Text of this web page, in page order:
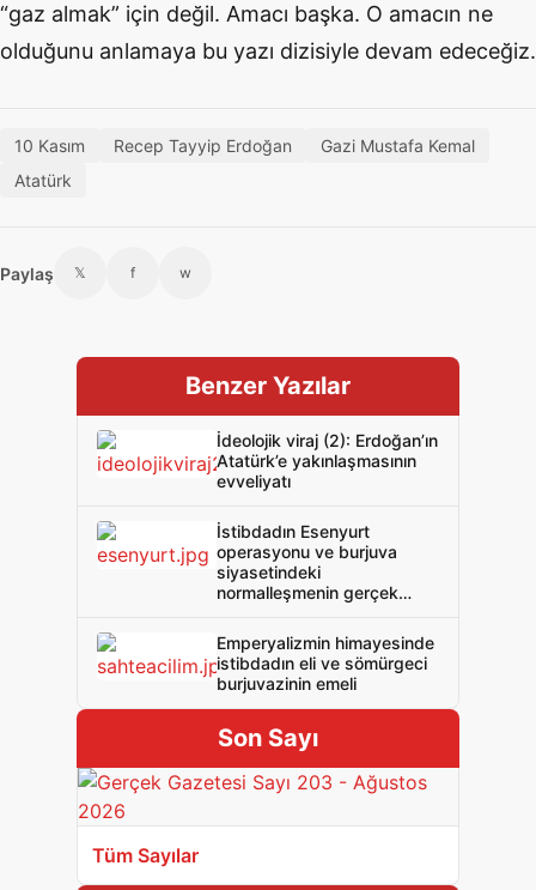
“gaz almak” için değil. Amacı başka. O amacın ne
olduğunu anlamaya bu yazı dizisiyle devam edeceğiz.
10 Kasım Recep Tayyip Erdoğan
Gazi Mustafa Kemal
Atatürk
Paylaş 𝕏 f w
Benzer Yazılar
İdeolojik viraj (2): Erdoğan’ın
Atatürk’e yakınlaşmasının
evveliyatı
İstibdadın Esenyurt
operasyonu ve burjuva
siyasetindeki
normalleşmenin gerçek
Emperyalizmin himayesinde
istibdadın eli ve sömürgeci
burjuvazinin emeli
Son Sayı
Tüm Sayılar